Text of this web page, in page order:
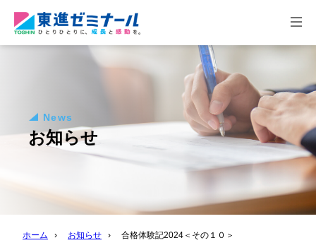
News
お知らせ
ホーム › お知らせ › 合格体験記2024＜その１０＞